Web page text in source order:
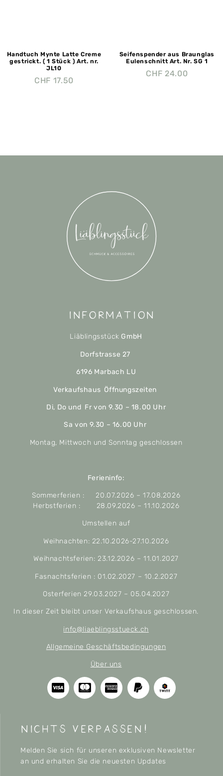
Handtuch Mynte Latte Creme
gestrickt. ( 1 Stück ) Art. nr.
JL10
CHF 17.50
Seifenspender aus Braunglas
Eulenschnitt Art. Nr. SG 1
CHF 24.00
Information
Liäblingsstück GmbH
Dorfstrasse 27
6196 Marbach LU
Verkaufshaus Öffnungszeiten
Di, Do und Fr von 9.30 – 18.00 Uhr
Sa von 9.30 – 16.00 Uhr
Montag, Mittwoch und Sonntag geschlossen
Ferieninfo:
Sommerferien : 20.07.2026 – 17.08.2026
Herbstferien : 28.09.2026 – 11.10.2026
Umstellen auf
Weihnachten: 22.10.2026-27.10.2026
Weihnachtsferien: 23.12.2026 – 11.01.2027
Fasnachtsferien : 01.02.2027 – 10.2.2027
Osterferien 29.03.2027 – 05.04.2027
In dieser Zeit bleibt unser Verkaufshaus geschlossen.
info@liaeblingsstueck.ch
Allgemeine Geschäftsbedingungen
Über uns
nichts verpassen!
Melden Sie sich für unseren exklusiven Newsletter
an und erhalten Sie die neuesten Updates